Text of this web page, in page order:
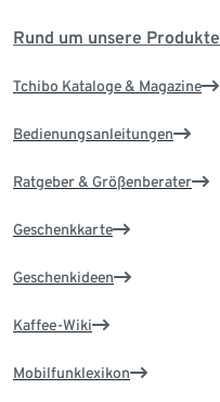
Rund um unsere Produkte
Tchibo Kataloge & Magazine
Bedienungsanleitungen
Ratgeber & Größenberater
Geschenkkarte
Geschenkideen
Kaffee-Wiki
Mobilfunklexikon